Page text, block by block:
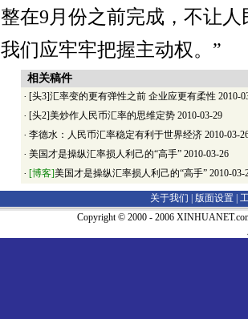
整在9月份之前完成，不让
我们应牢牢把握主动权。”
相关稿件
· [头3]汇率变的更有弹性之前 企业应更有柔性 2010-
· [头2]美炒作人民币汇率的思维定势 2010-03-29
· 李德水：人民币汇率稳定有利于世界经济 2010-03-
· 美国才是操纵汇率损人利己的“高手” 2010-03-26
· [博客]美国才是操纵汇率损人利己的“高手” 2010-03-
关于我们 | 版面设置
Copyright © 2000 - 2006